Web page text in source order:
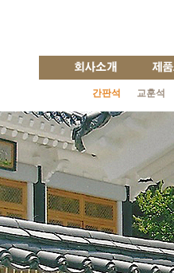
간판석 교훈석